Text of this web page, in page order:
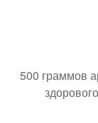
500 граммов